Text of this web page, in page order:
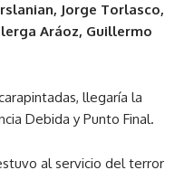
Jorge Torlasco,
Aráoz, Guillermo
llegaría la
Debida y Punto Final.